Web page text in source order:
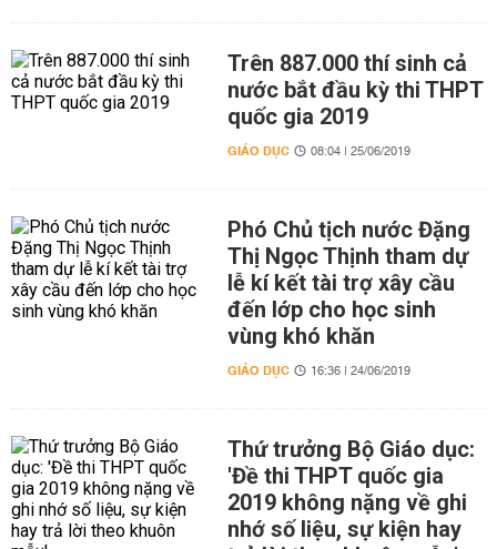
Trên 887.000 thí sinh cả
nước bắt đầu kỳ thi THPT
quốc gia 2019
GIÁO DỤC 08:04 | 25/06/2019
Phó Chủ tịch nước Đặng
Thị Ngọc Thịnh tham dự
lễ kí kết tài trợ xây cầu
đến lớp cho học sinh
vùng khó khăn
GIÁO DỤC 16:36 | 24/06/2019
Thứ trưởng Bộ Giáo dục:
'Đề thi THPT quốc gia
2019 không nặng về ghi
nhớ số liệu, sự kiện hay